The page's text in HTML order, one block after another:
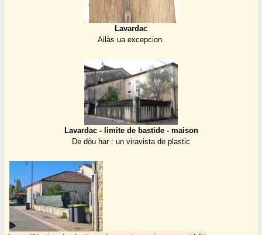
Lavardac
Ailàs ua excepcion.
Lavardac - limite de bastide - maison
De dòu har : un viravista de plastic